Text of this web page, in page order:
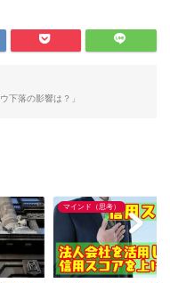
下落の影響は？」
マインド（思考）